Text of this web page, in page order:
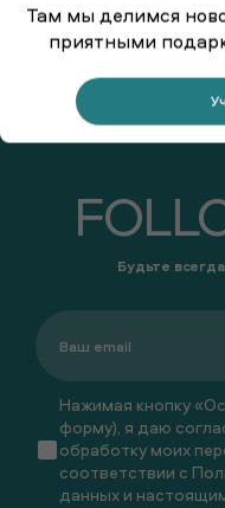
Будьте
Нажимая кнопку
форму), я даю
обработку моих
соответствии с
данных и
Там мы делимся
приятными